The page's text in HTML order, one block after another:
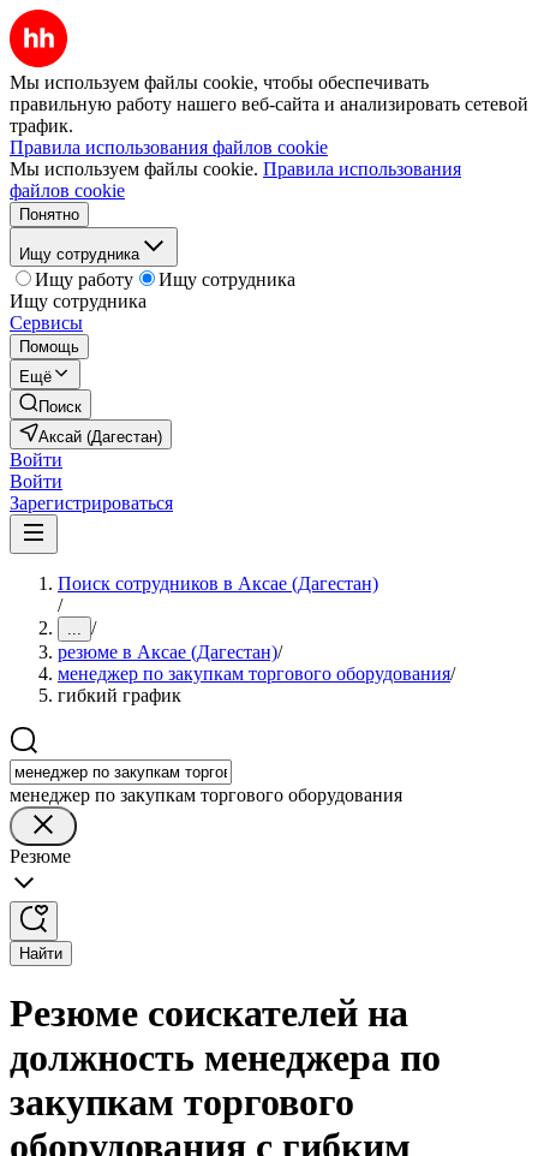
Мы используем файлы cookie, чтобы обеспечивать
правильную работу нашего веб-сайта и анализировать сетевой
трафик.
Правила использования файлов cookie
Мы используем файлы cookie. Правила использования
файлов cookie
Понятно
Ищу сотрудника
Ищу работу
Ищу сотрудника
Ищу сотрудника
Сервисы
Помощь
Ещё
Поиск
Аксай (Дагестан)
Войти
Войти
Зарегистрироваться
Поиск сотрудников в Аксае (Дагестан)
/
... /
резюме в Аксае (Дагестан)/
менеджер по закупкам торгового оборудования/
гибкий график
менеджер по закупкам торгового оборудования
Резюме
Найти
Резюме соискателей на
должность менеджера по
закупкам торгового
оборудования с гибким